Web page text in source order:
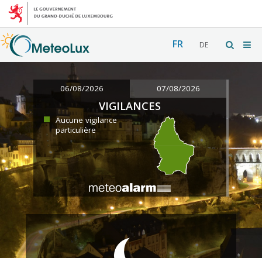
FR DE
06/08/2026 07/08/2026
VIGILANCES
Aucune vigilance
particulière